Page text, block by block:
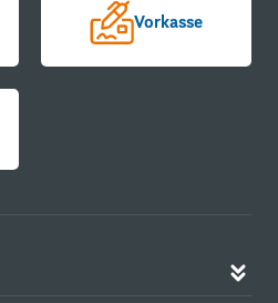
Vorkasse